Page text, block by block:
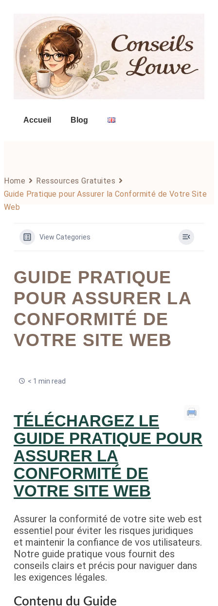
Accueil Blog
Home
Ressources Gratuites
Guide Pratique pour Assurer la Conformité de Votre Site
Web
View Categories
GUIDE PRATIQUE
POUR ASSURER LA
CONFORMITÉ DE
VOTRE SITE WEB
< 1 min read
TÉLÉCHARGEZ LE
GUIDE PRATIQUE POUR
ASSURER LA
CONFORMITÉ DE
VOTRE SITE WEB
Assurer la conformité de votre site web est
essentiel pour éviter les risques juridiques
et maintenir la confiance de vos utilisateurs.
Notre guide pratique vous fournit des
conseils clairs et précis pour naviguer dans
les exigences légales.
Contenu du Guide